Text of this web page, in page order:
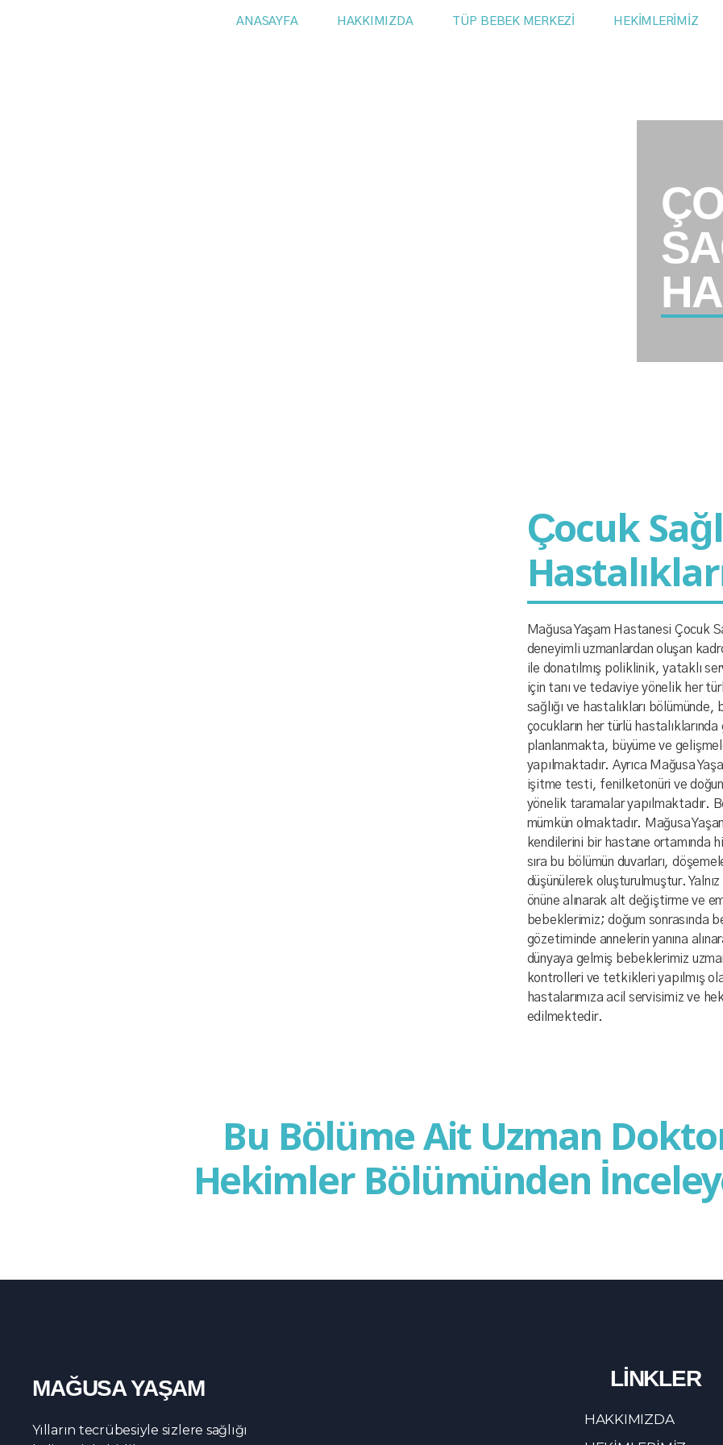
ANASAYFA HAKKIMIZDA TÜP BEBEK MERKEZİ HEKİMLERİMİZ
Çocuk
Mağusa Yaşam Hastanesi Çocuk
deneyimli uzmanlardan oluşan
ile donatılmış poliklinik, yataklı
için tanı ve tedaviye yönelik her
sağlığı ve hastalıkları
çocukların her türlü
planlanmakta, büyüme ve
yapılmaktadır. Ayrıca Mağusa
işitme testi, fenilketonüri ve
yönelik taramalar yapılmaktadır.
mümkün olmaktadır. Mağusa
kendilerini bir hastane ortamında
sıra bu bölümün duvarları,
düşünülerek oluşturulmuştur.
önüne alınarak alt değiştirme ve
bebeklerimiz; doğum sonrasında
gözetiminde annelerin yanına
dünyaya gelmiş bebeklerimiz
kontrolleri ve tetkikleri yapılmış
hastalarımıza acil servisimiz ve
edilmektedir.
Bu Bölüme Ait Uzman
Hekimler Bölümünden
MAĞUSA YAŞAM
Yılların tecrübesiyle sizlere sağlığı
LİNKLER
HAKKIMIZDA